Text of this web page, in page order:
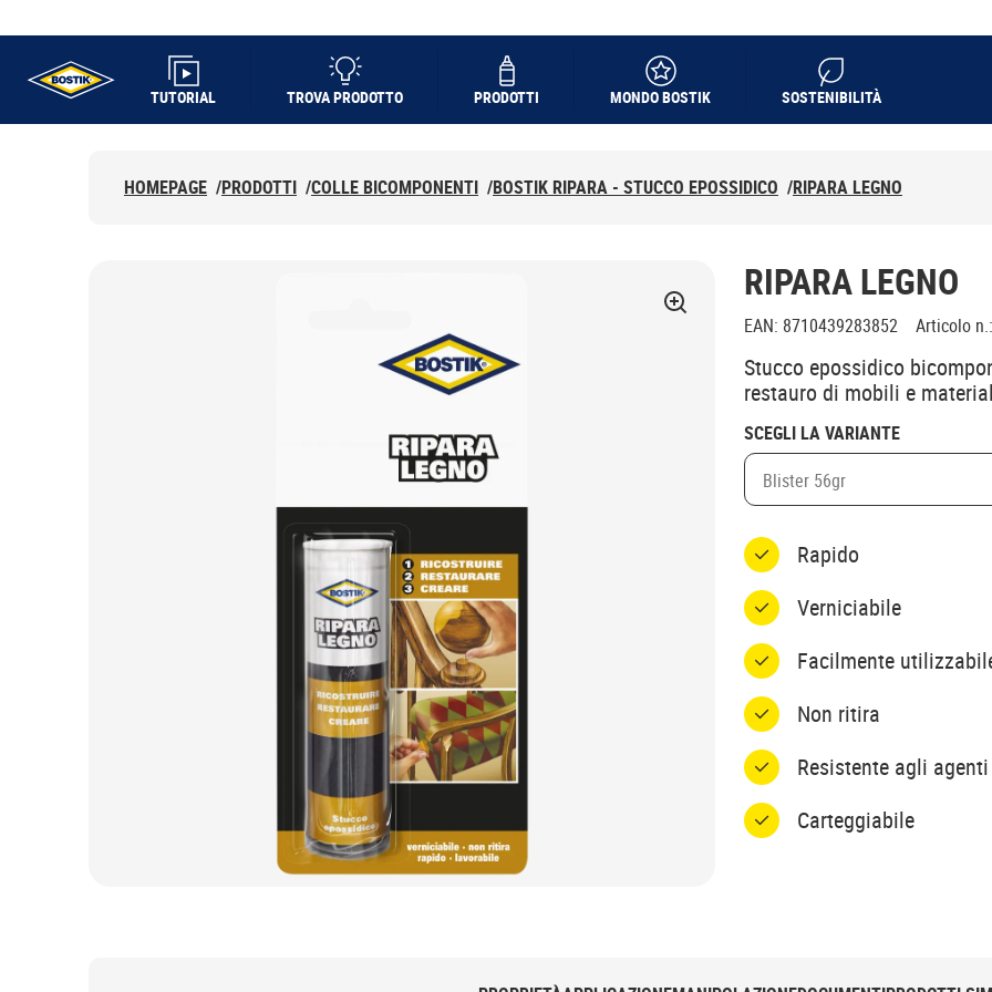
TUTORIAL TROVA PRODOTTO PRODOTTI MONDO BOSTIK SOSTENIBILITÀ
HOMEPAGE /PRODOTTI /COLLE BICOMPONENTI /BOSTIK RIPARA - STUCCO EPOSSIDICO /RIPARA LEGNO
RIPARA LEGNO
EAN: 8710439283852 Articolo n.:
Stucco epossidico
restauro di mobili e
SCEGLI LA VARIANTE
Blister 56gr
Rapido
Verniciabile
Facilmente
Non ritira
Resistente agli
Carteggiabile